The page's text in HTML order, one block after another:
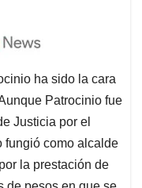
ha sido la cara
Patrocinio fue
Justicia por el
fungió como alcalde
la prestación de